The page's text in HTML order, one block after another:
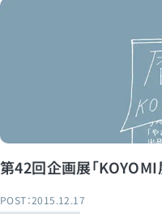
第42回企画展「
POST：2015.12.17